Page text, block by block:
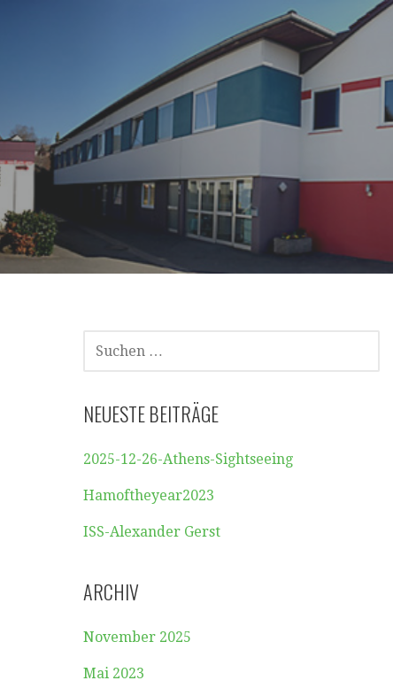
SUCHEN
NACH:
NEUESTE BEITRÄGE
2025-12-26-Athens-Sightseeing
Hamoftheyear2023
ISS-Alexander Gerst
ARCHIV
November 2025
Mai 2023